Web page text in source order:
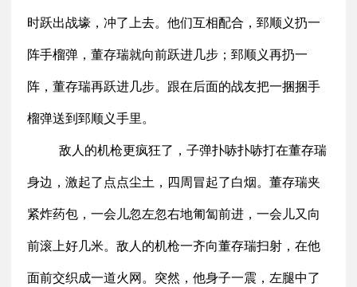
时跃出战壕，冲了上去。他们互相配合，郅顺义扔一
阵手榴弹，董存瑞就向前跃进几步；郅顺义再扔一
阵，董存瑞再跃进几步。跟在后面的战友把一捆捆手
榴弹送到郅顺义手里。
敌人的机枪更疯狂了，子弹扑哧扑哧打在董存瑞
身边，激起了点点尘土，四周冒起了白烟。董存瑞夹
紧炸药包，一会儿忽左忽右地匍匐前进，一会儿又向
前滚上好几米。敌人的机枪一齐向董存瑞扫射，在他
面前交织成一道火网。突然，他身子一震，左腿中了